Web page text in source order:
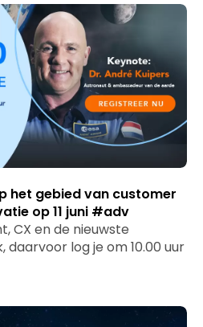
het gebied van customer
op 11 juni #adv
CX en de nieuwste
log je om 10.00 uur